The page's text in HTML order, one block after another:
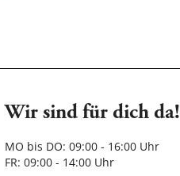
Wir sind für dich da!
MO bis DO: 09:00 - 16:00 Uhr
FR: 09:00 - 14:00 Uhr